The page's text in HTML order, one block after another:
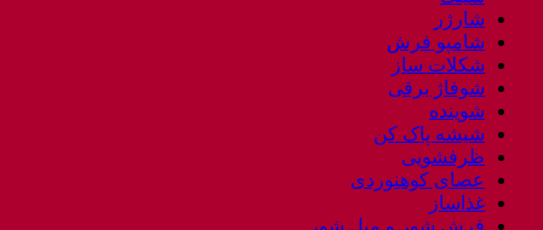
شارژر
شامپو فرش
شکلات ساز
شوفاژ برقی
شوینده
شیشه پاک کن
ظرفشویی
عصای کوهنوردی
غذاساز
فرش شور و مبل شور